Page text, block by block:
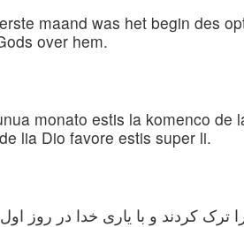
maand was het begin des
over hem.
monato estis la komenco
lia Dio favore estis super li.